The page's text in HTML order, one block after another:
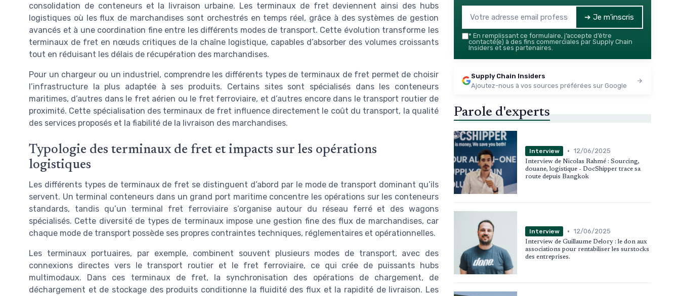
consolidation de conteneurs et la livraison urbaine. Les terminaux de fret deviennent ainsi des hubs
logistiques où les flux de marchandises sont orchestrés en temps réel, grâce à des systèmes de gestion
avancés et à une coordination fine entre les différents modes de transport. Cette évolution transforme les
terminaux de fret en nœuds critiques de la chaîne logistique, capables d’absorber des volumes croissants
tout en réduisant les délais de récupération des marchandises.
Pour un chargeur ou un industriel, comprendre les différents types de terminaux de fret permet de choisir
l’infrastructure la plus adaptée à ses produits. Certains sites sont spécialisés dans les conteneurs
maritimes, d’autres dans le fret aérien ou le fret ferroviaire, et d’autres encore dans le transport routier de
proximité. Cette spécialisation des terminaux de fret influence directement le coût du transport, la qualité
des services proposés et la fiabilité de la livraison des marchandises.
Typologie des terminaux de fret et impacts sur les opérations
logistiques
Les différents types de terminaux de fret se distinguent d’abord par le mode de transport dominant qu’ils
servent. Un terminal conteneurs dans un grand port maritime concentre les opérations sur les conteneurs
standards, tandis qu’un terminal fret ferroviaire s’organise autour du réseau ferré et des wagons
spécialisés. Cette diversité de types de terminaux impose une gestion fine des flux de marchandises, car
chaque mode de transport possède ses propres contraintes techniques, réglementaires et opérationnelles.
Les terminaux portuaires, par exemple, combinent souvent plusieurs modes de transport, avec des
connexions directes vers le transport routier et le fret ferroviaire, ce qui crée de puissants hubs
multimodaux. Dans ces terminaux de fret, la synchronisation des opérations de chargement, de
déchargement et de stockage des produits conditionne la fluidité des flux et la rapidité de livraison. Les
➔ Je m'inscris
* En remplissant ce formulaire, j’accepte d’être
contacté(e) à des fins commerciales par Supply Chain
Insiders et ses partenaires.
Supply Chain Insiders
Ajoutez-nous à vos sources préférées sur Google
Parole d'experts
Interview • 12/06/2025
Interview de Nicolas Rahmé : Sourcing,
douane, logistique - DocShipper trace sa
route depuis Bangkok
Interview • 12/06/2025
Interview de Guillaume Delory : le don aux
associations pour rentabiliser les surstocks
des entreprises.